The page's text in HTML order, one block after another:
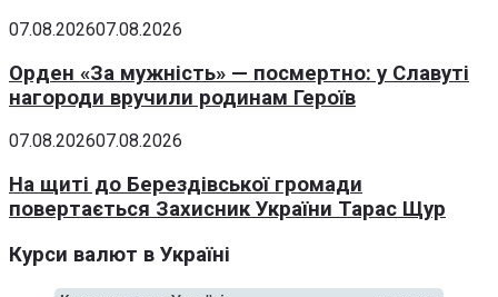
07.08.202607.08.2026
Орден «За мужність» — посмертно: у Славуті
нагороди вручили родинам Героїв
07.08.202607.08.2026
На щиті до Берездівської громади
повертається Захисник України Тарас Щур
Курси валют в Україні